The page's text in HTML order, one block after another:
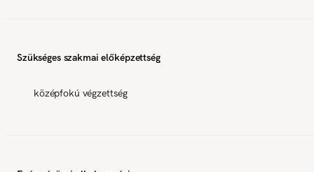
Szükséges szakmai előképzettség
középfokú végzettség